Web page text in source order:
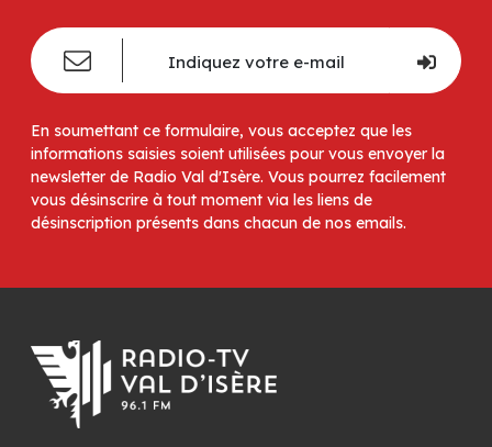
En soumettant ce formulaire, vous acceptez que les
informations saisies soient utilisées pour vous envoyer la
newsletter de Radio Val d'Isère. Vous pourrez facilement
vous désinscrire à tout moment via les liens de
désinscription présents dans chacun de nos emails.